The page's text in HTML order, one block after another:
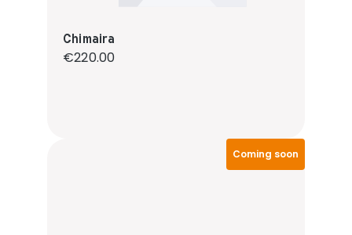
Chimaira
Regular price:
€220.00
Coming soon